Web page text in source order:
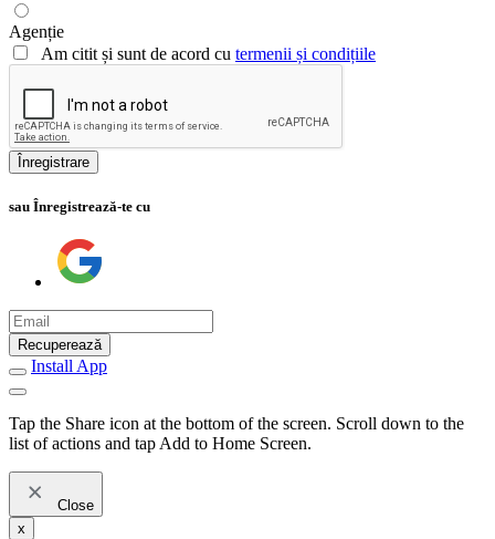
Agenție
Am citit și sunt de acord cu termenii și condițiile
Înregistrare
sau Înregistrează-te cu
Recuperează
Install App
Tap the Share icon at the bottom of the screen. Scroll down to the
list of actions and tap Add to Home Screen.
Close
x